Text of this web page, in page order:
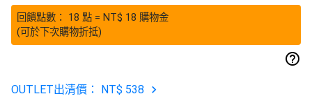
回饋點數： 18 點 = NT$ 18 購物金
(可於下次購物折抵)
OUTLET出清價： NT$ 538